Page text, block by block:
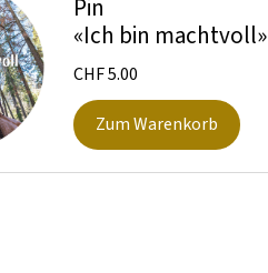
Pin
«Ich bin machtvoll»
CHF5.00
Zum Warenkorb